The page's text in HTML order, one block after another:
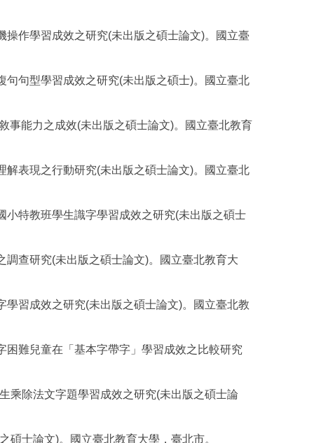
作學習成效之研究(未出版之碩士論文)。國立臺
句型學習成效之研究(未出版之碩士)。國立臺北
事能力之成效(未出版之碩士論文)。國立臺北教育
表現之行動研究(未出版之碩士論文)。國立臺北
特教班學生識字學習成效之研究(未出版之碩士
查研究(未出版之碩士論文)。國立臺北教育大
習成效之研究(未出版之碩士論文)。國立臺北教
難兒童在「基本字帶字」學習成效之比較研究
乘除法文字題學習成效之研究(未出版之碩士論
碩士論文)。國立臺北教育大學，臺北市。